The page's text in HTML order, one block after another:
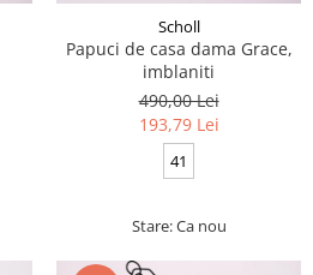
Scholl
Papuci de casa dama Grace,
imblaniti
490,00 Lei
193,79 Lei
41
Stare: Ca nou